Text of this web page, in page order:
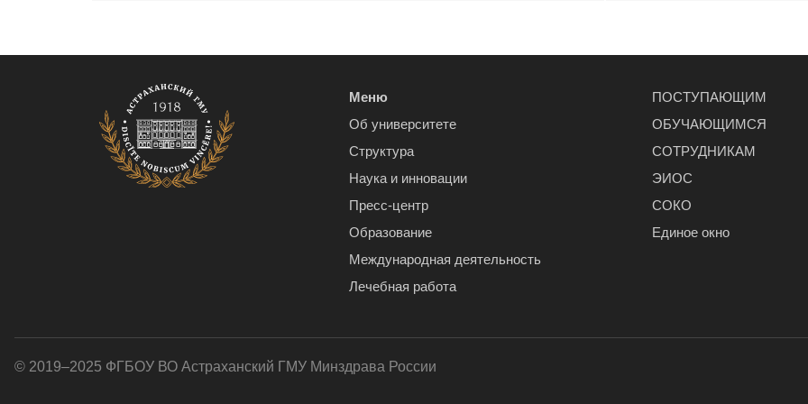
Меню
Об университете
Структура
Наука и инновации
Пресс-центр
Образование
Международная деятельность
Лечебная работа
ПОСТУПАЮЩИМ
ОБУЧАЮЩИМСЯ
СОТРУДНИКАМ
ЭИОС
СОКО
Единое окно
© 2019–2025 ФГБОУ ВО Астраханский ГМУ Минздрава России